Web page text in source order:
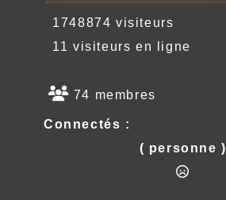
1748874 visiteurs
11 visiteurs en ligne
74 membres
Connectés :
( personne )